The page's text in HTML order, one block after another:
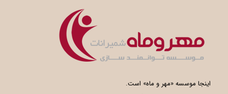
اینجا موسسه «مهر و ماه» است.